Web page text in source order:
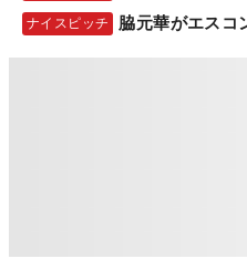
ナイスピッチ 脇元華がエスコ